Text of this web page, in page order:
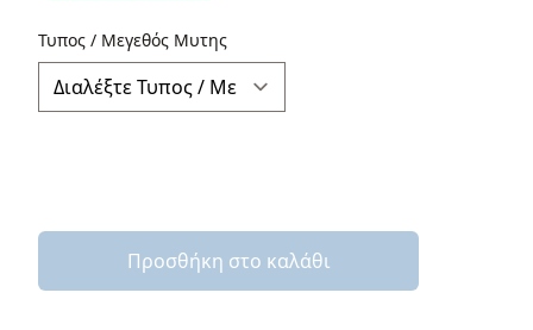
Περιγραφή
Τυπος / Μεγεθός Μυτης
Προσθήκη στο καλάθι